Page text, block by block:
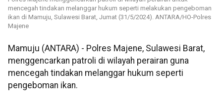
mencegah tindakan melanggar hukum seperti melakukan pengeboman
ikan di Mamuju, Sulawesi Barat, Jumat (31/5/2024). ANTARA/HO-Polres
Majene
Mamuju (ANTARA) - Polres Majene, Sulawesi Barat,
menggencarkan patroli di wilayah perairan guna
mencegah tindakan melanggar hukum seperti
pengeboman ikan.